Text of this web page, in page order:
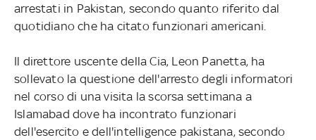
arrestati in Pakistan, secondo quanto riferito dal
quotidiano che ha citato funzionari americani.
Il direttore uscente della Cia, Leon Panetta, ha
sollevato la questione dell'arresto degli informatori
nel corso di una visita la scorsa settimana a
Islamabad dove ha incontrato funzionari
dell'esercito e dell'intelligence pakistana, secondo